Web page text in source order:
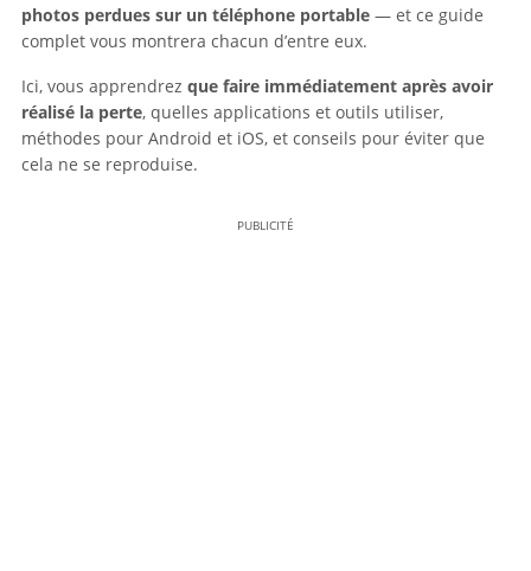
photos perdues sur un téléphone portable — et ce guide
complet vous montrera chacun d’entre eux.
Ici, vous apprendrez que faire immédiatement après avoir
réalisé la perte, quelles applications et outils utiliser,
méthodes pour Android et iOS, et conseils pour éviter que
cela ne se reproduise.
PUBLICITÉ